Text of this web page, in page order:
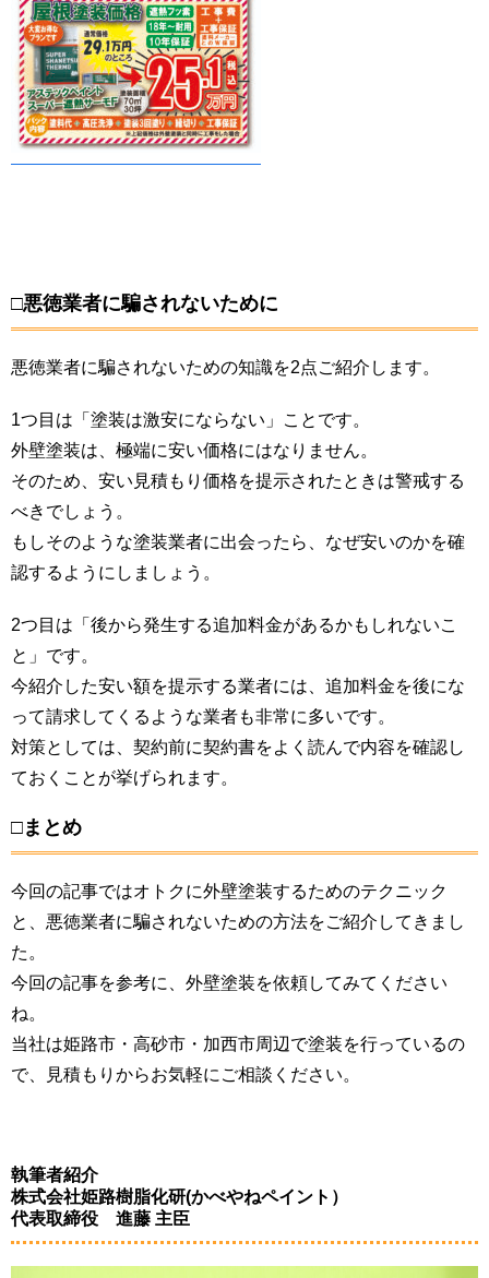
□悪徳業者に騙されないために
悪徳業者に騙されないための知識を2点ご紹介します。
1つ目は「塗装は激安にならない」ことです。
外壁塗装は、極端に安い価格にはなりません。
そのため、安い見積もり価格を提示されたときは警戒する
べきでしょう。
もしそのような塗装業者に出会ったら、なぜ安いのかを確
認するようにしましょう。
2つ目は「後から発生する追加料金があるかもしれないこ
と」です。
今紹介した安い額を提示する業者には、追加料金を後にな
って請求してくるような業者も非常に多いです。
対策としては、契約前に契約書をよく読んで内容を確認し
ておくことが挙げられます。
□まとめ
今回の記事ではオトクに外壁塗装するためのテクニック
と、悪徳業者に騙されないための方法をご紹介してきまし
た。
今回の記事を参考に、外壁塗装を依頼してみてください
ね。
当社は姫路市・高砂市・加西市周辺で塗装を行っているの
で、見積もりからお気軽にご相談ください。
執筆者紹介
株式会社姫路樹脂化研(かべやねペイント）
代表取締役 進藤 主臣